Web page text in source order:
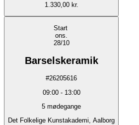
1.330,00 kr.
Start
ons.
28/10
Barselskeramik
#26205616
09:00- 13:00
5 mødegange
Det Folkelige Kunstakademi, Aalborg